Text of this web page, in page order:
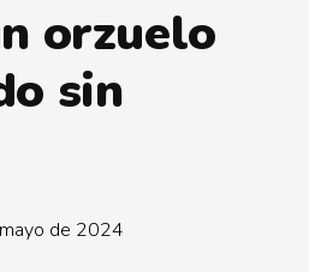
orzuelo
sin
de 2024